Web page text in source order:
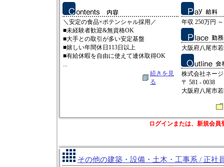
＼安定の食品×ポテンシャル採用／
■未経験者歓迎&無資格OK
■大手との取引が多い安定基盤
■嬉しい年間休日113日以上
■有給休暇を自由に使えて連休取得OK
...
続きを見
る
年収 250万円
大阪府八尾市
株式会社ネー
〒 581 - 0038
大阪府八尾市
ログインまたは、新規会
その他の建築・設備・土木・工事系 / 正社